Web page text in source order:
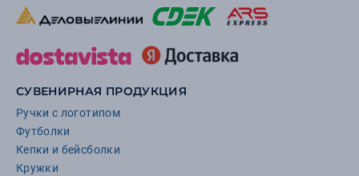
СУВЕНИРНАЯ ПРОДУКЦИЯ
Ручки с логотипом
Футболки
Кепки и бейсболки
Кружки